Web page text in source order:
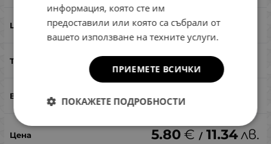
Gold Black
3.8
кефал, костур, пъстърва
5.80€ / 11.34лв.
информация, която сте им
предоставили или която са събрали от
вашето използване на техните услуги.
ПРИЕМЕТЕ ВСИЧКИ
ПОКАЖЕТЕ ПОДРОБНОСТИ